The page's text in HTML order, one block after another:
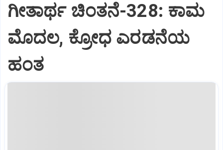
ಗೀತಾರ್ಥ ಚಿಂತನೆ-328: ಕಾಮ
ಮೊದಲ, ಕ್ರೋಧ ಎರಡನೆಯ
ಹಂತ